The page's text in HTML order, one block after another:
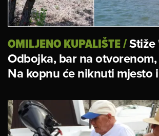
OMILJENO KUPALIŠTE/Stiže
Odbojka, bar na
Na kopnu će niknuti mjesto